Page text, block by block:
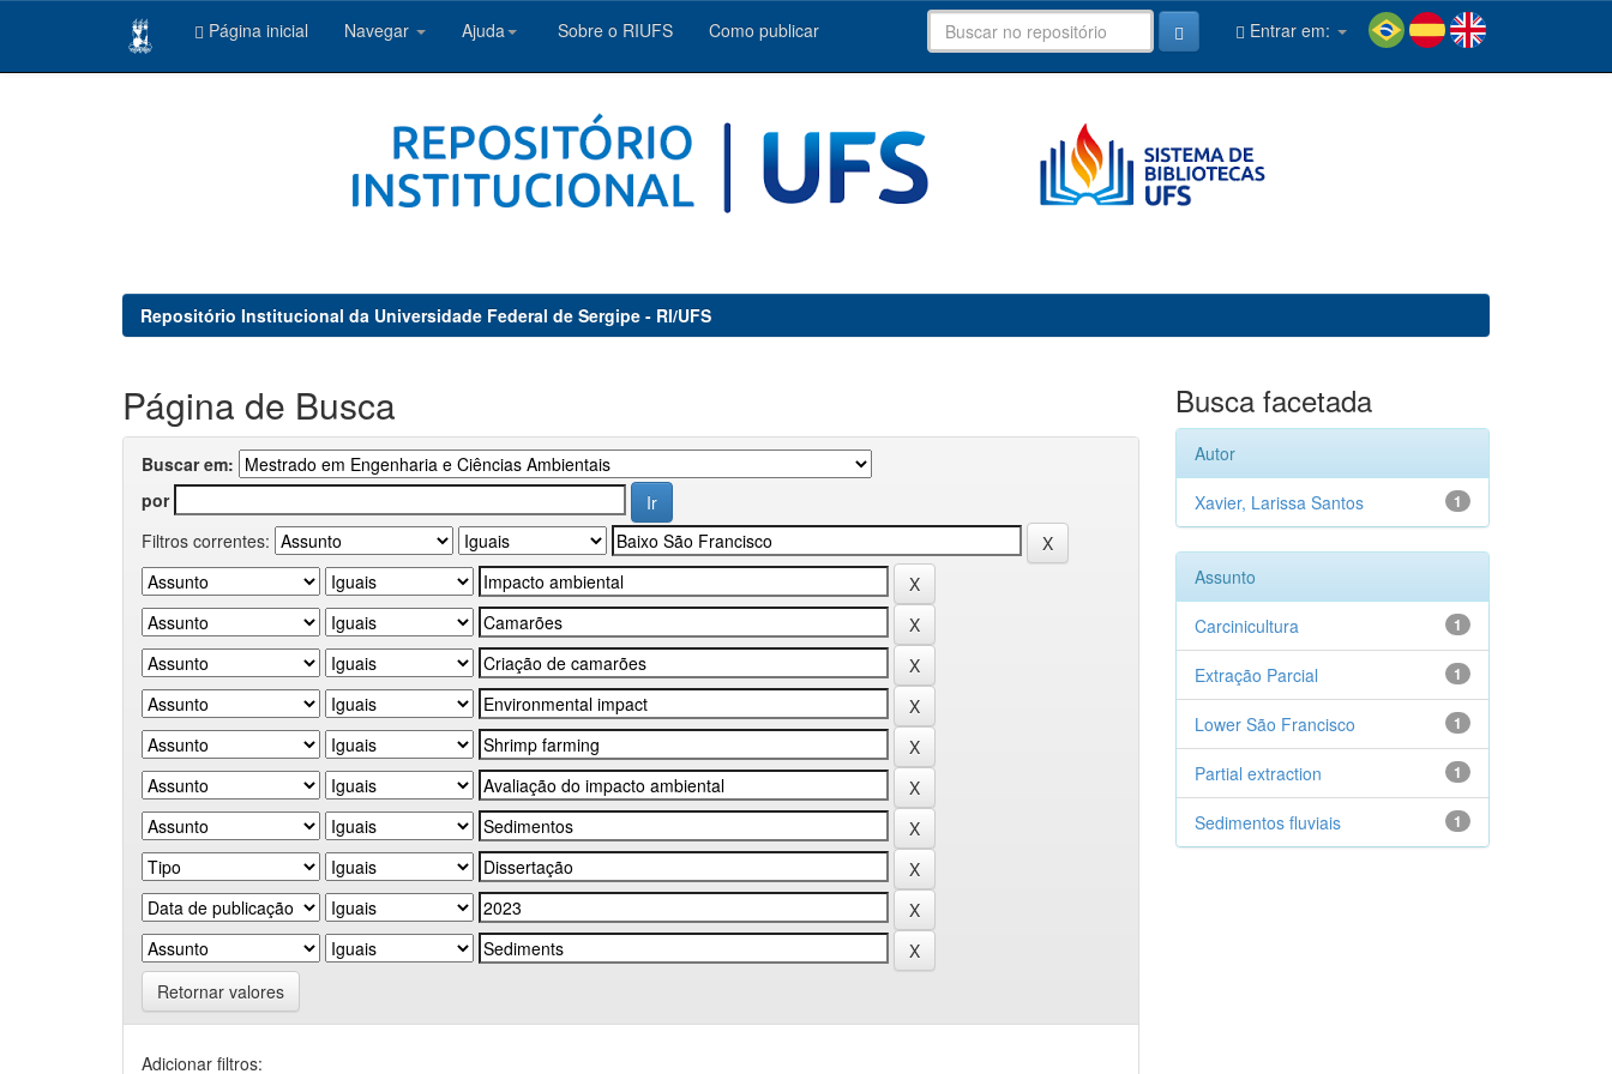
Página inicial Navegar Ajuda Sobre o RIUFS Como publicar Entrar em:
Repositório Institucional da Universidade Federal de Sergipe - RI/UFS
Página de Busca
Buscar em:
por
Filtros correntes:
Retornar valores
Adicionar filtros:
Busca facetada
Autor
1
Xavier, Larissa Santos
Assunto
1
Carcinicultura
1
Extração Parcial
1
Lower São Francisco
1
Partial extraction
1
Sedimentos fluviais